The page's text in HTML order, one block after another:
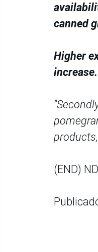
canned
Higher
increase.
(END)